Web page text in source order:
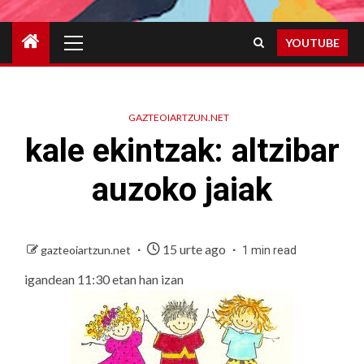
Menu
YOUTUBE
GAZTEOIARTZUN.NET
kale ekintzak: altzibar
auzoko jaiak
gazteoiartzun.net 15 urte ago 1 min read
igandean 11:30 etan han izan